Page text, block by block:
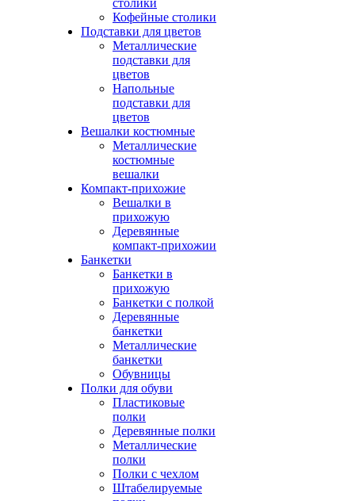
столики
Кофейные столики
Подставки для цветов
Металлические
подставки для
цветов
Напольные
подставки для
цветов
Вешалки костюмные
Металлические
костюмные
вешалки
Компакт-прихожие
Вешалки в
прихожую
Деревянные
компакт-прихожии
Банкетки
Банкетки в
прихожую
Банкетки с полкой
Деревянные
банкетки
Металлические
банкетки
Обувницы
Полки для обуви
Пластиковые
полки
Деревянные полки
Металлические
полки
Полки с чехлом
Штабелируемые